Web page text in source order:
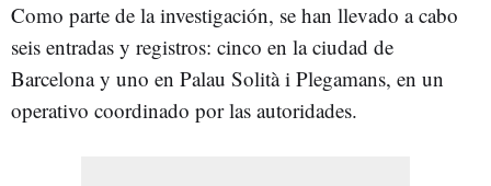
Como parte de la investigación, se han llevado a cabo
seis entradas y registros: cinco en la ciudad de
Barcelona y uno en Palau Solità i Plegamans, en un
operativo coordinado por las autoridades.